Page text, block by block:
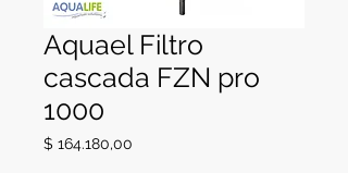
Aquael Filtro
cascada FZN pro
1000
$ 164.180,00